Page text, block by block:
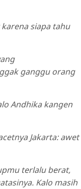
siapa tahu
ganggu orang
Andhika kangen
Jakarta: awet
terlalu berat,
Kalo masih